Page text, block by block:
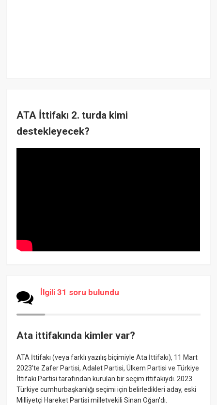
ATA İttifakı 2. turda kimi
destekleyecek?
İlgili 31 soru bulundu
Ata ittifakında kimler var?
ATA İttifakı (veya farklı yazılış biçimiyle Ata İttifakı), 11 Mart
2023'te Zafer Partisi, Adalet Partisi, Ülkem Partisi ve Türkiye
İttifakı Partisi tarafından kurulan bir seçim ittifakıydı. 2023
Türkiye cumhurbaşkanlığı seçimi için belirledikleri aday, eski
Milliyetçi Hareket Partisi milletvekili Sinan Oğan'dı.